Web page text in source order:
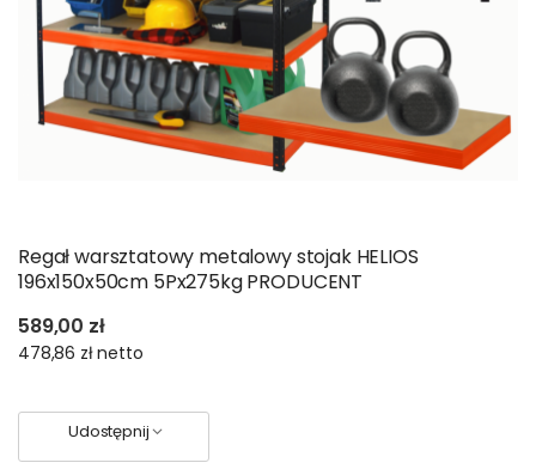
Regał warsztatowy metalowy stojak HELIOS
196x150x50cm 5Px275kg PRODUCENT
589,00 zł
478,86 złnetto
Udostępnij